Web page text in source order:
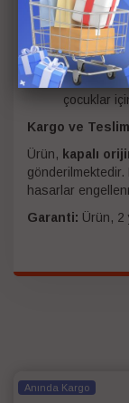
pozisyonu
Kullanım
çocuklar
Kargo ve
Ürün, kapalı
gönderilmektedir.
hasarlar
Garanti: Ürün, 2
Anında Kargo